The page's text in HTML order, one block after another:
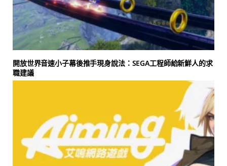
開放世界音速小子幕後推手現身說法：SEGA工程師給新鮮人的求
職建議